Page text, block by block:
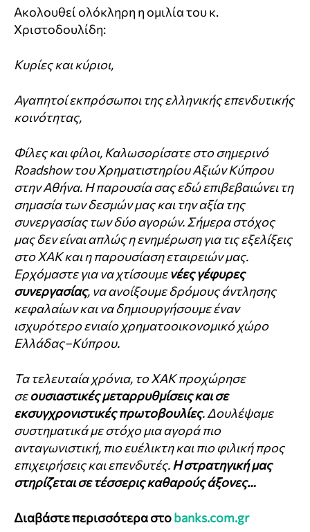
Ακολουθεί ολόκληρη η ομιλία του κ.
Χριστοδουλίδη:
Κυρίες και κύριοι,
Αγαπητοί εκπρόσωποι της ελληνικής επενδυτικής
κοινότητας,
Φίλες και φίλοι, Καλωσορίσατε στο σημερινό
Roadshow του Χρηματιστηρίου Αξιών Κύπρου
στην Αθήνα. Η παρουσία σας εδώ επιβεβαιώνει τη
σημασία των δεσμών μας και την αξία της
συνεργασίας των δύο αγορών. Σήμερα στόχος
μας δεν είναι απλώς η ενημέρωση για τις εξελίξεις
στο ΧΑΚ και η παρουσίαση εταιρειών μας.
Ερχόμαστε για να χτίσουμενέες γέφυρες
συνεργασίας, να ανοίξουμε δρόμους άντλησης
κεφαλαίων και να δημιουργήσουμε έναν
ισχυρότερο ενιαίο χρηματοοικονομικό χώρο
Ελλάδας–Κύπρου.
Τα τελευταία χρόνια, το ΧΑΚ προχώρησε
σεουσιαστικές μεταρρυθμίσεις και σε
εκσυγχρονιστικές πρωτοβουλίες. Δουλέψαμε
συστηματικά με στόχο μια αγορά πιο
ανταγωνιστική, πιο ευέλικτη και πιο φιλική προς
επιχειρήσεις και επενδυτές. Η στρατηγική μας
στηρίζεται σε τέσσερις καθαρούς άξονες…
Διαβάστε περισσότερα στοbanks.com.gr